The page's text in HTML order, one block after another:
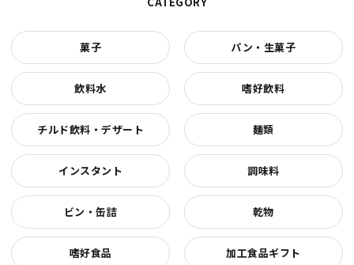
菓子 パン・生菓子
飲料水 嗜好飲料
チルド飲料・デザート 麺類
インスタント 調味料
ビン・缶詰 乾物
嗜好食品 加工食品ギフト